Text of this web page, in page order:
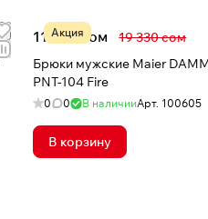
Акция
11 342 сом
19 330 сом
Брюки мужские Maier
PNT-104 Fire
0 0 В наличииАрт. 100605
В корзину